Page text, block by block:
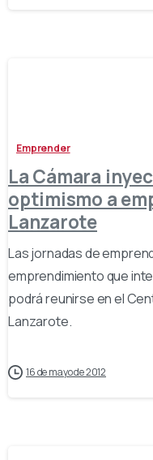
Emprender
La Cámara
optimismo a
Lanzarote
Las jornadas de
emprendimiento que
podrá reunirse en el
Lanzarote.
16 de mayo de 2012